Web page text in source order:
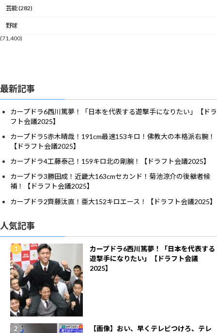
芸能 (282)
野球
(71,400)
最新記事
カープドラ6西川篤夢！「日本を代表する遊撃手になりたい」【ドラ
フト会議2025】
カープドラ5赤木晴哉！191cm最速153キロ！佛教大の本格派右腕！
【ドラフト会議2025】
カープドラ4工藤泰己！159キロ北の剛腕！【ドラフト会議2025】
カープドラ3勝田成！近畿大163cmセカンド！菊池涼介の後継者候
補！【ドラフト会議2025】
カープドラ2齊藤汰直！亜大152キロエース！【ドラフト会議2025】
人気記事
カープドラ6西川篤夢！「日本を代表する
遊撃手になりたい」【ドラフト会議
2025】
【画像】おい、早くテレビつけろ、テレ